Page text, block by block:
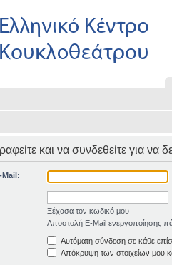
και να συνδεθείτε για να
Ξέχασα τον κωδικό μου
Αποστολή E-Mail ενεργοποίησης
Αυτόματη σύνδεση σε κάθε
Απόκρυψη των στοιχείων μου